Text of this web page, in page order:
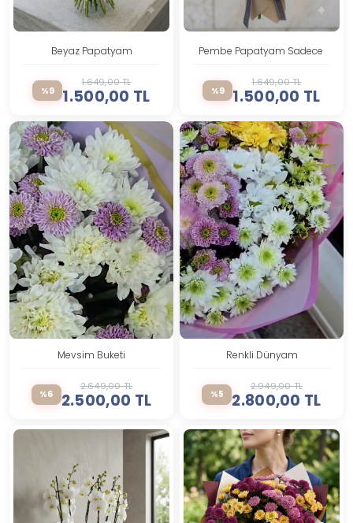
Beyaz Papatyam
%9
1.649,00 TL
1.500,00 TL
Pembe Papatyam Sadece
%9
1.649,00 TL
1.500,00 TL
Mevsim Buketi
%6
2.649,00 TL
2.500,00 TL
Renkli Dünyam
%5
2.949,00 TL
2.800,00 TL